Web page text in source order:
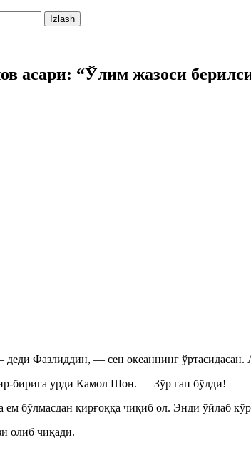
асари: “Ўлим жазоси
Фазлиддин, — сен океаннинг ўртасидасан.
бирига урди Камол Шон. — Зўр гап бўлди!
бўлмасдан қирғоққа чиқиб ол. Энди ўйлаб
олиб чиқади.